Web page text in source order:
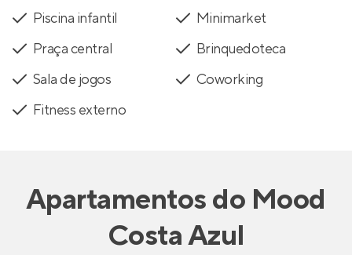
Piscina infantil
Minimarket
Praça central
Brinquedoteca
Sala de jogos
Coworking
Fitness externo
Apartamentosdo Mood
Costa Azul